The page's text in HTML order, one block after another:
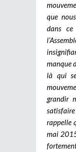
que
dans ce
manque
là qui
grandir
rappelle
mai